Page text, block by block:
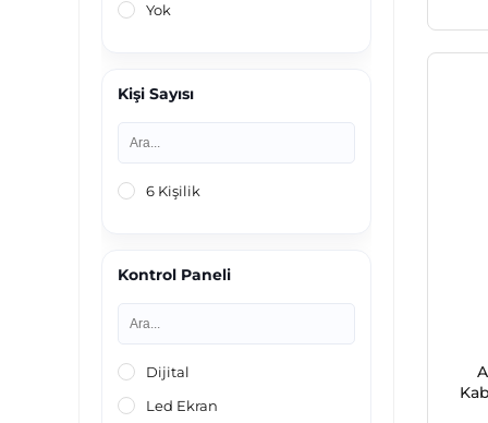
Yok
Kişi Sayısı
6 Kişilik
Kontrol Paneli
Dijital
Led Ekran